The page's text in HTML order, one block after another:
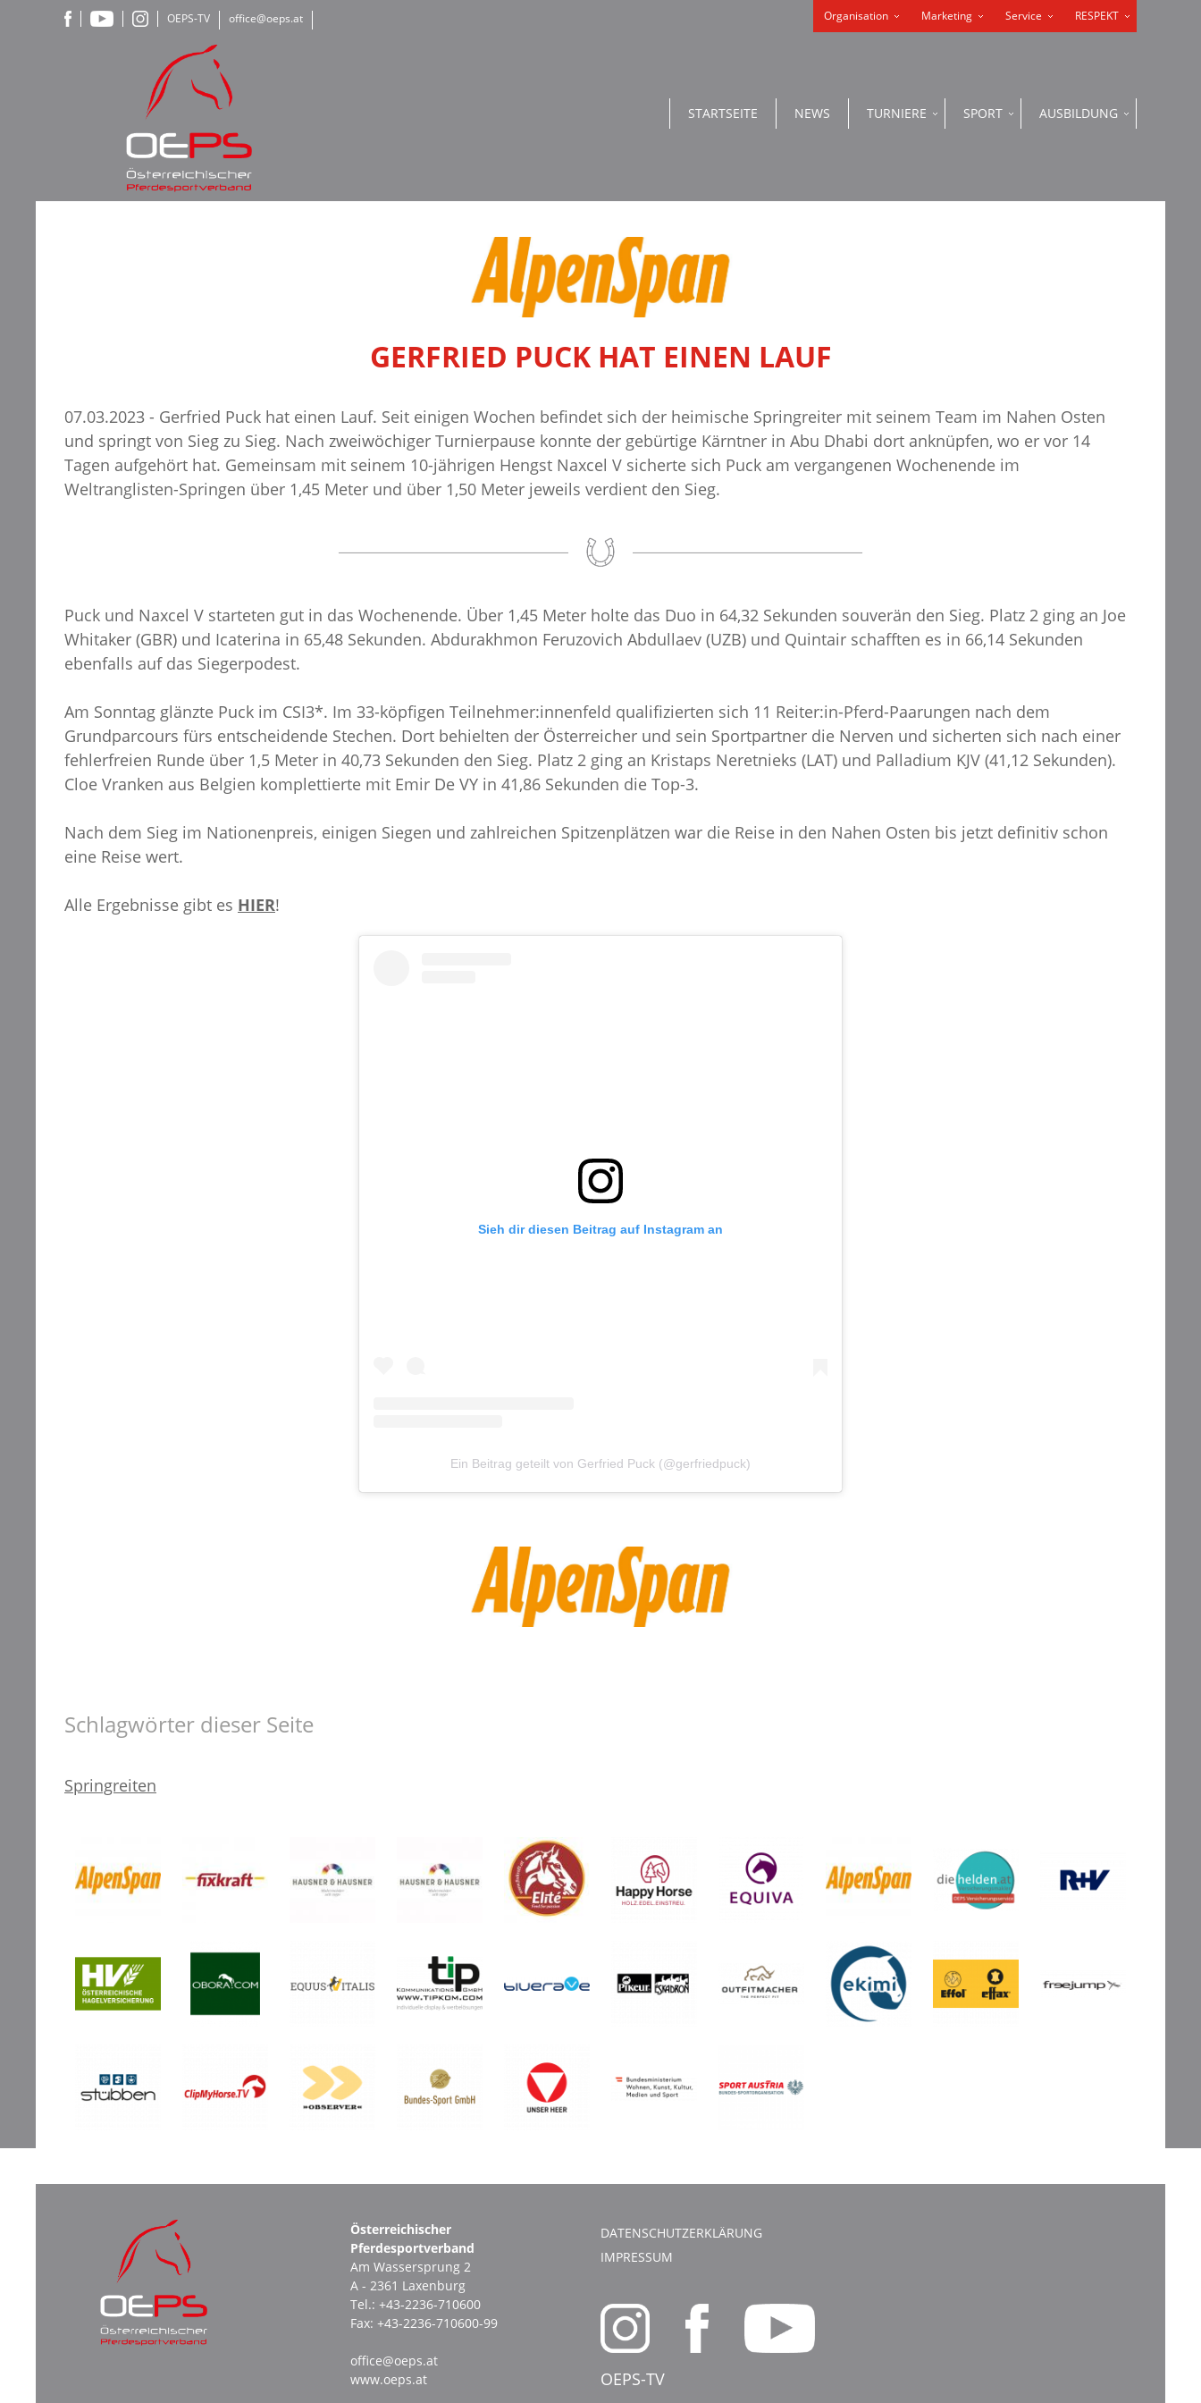
Organisation Marketing Service RESPEKT
STARTSEITE NEWS TURNIERE SPORT AUSBILDUNG
OEPS-TV office@oeps.at
GERFRIED PUCK HAT EINEN LAUF
07.03.2023 - Gerfried Puck hat einen Lauf. Seit einigen Wochen befindet sich der heimische Springreiter mit seinem Team im Nahen Osten
und springt von Sieg zu Sieg. Nach zweiwöchiger Turnierpause konnte der gebürtige Kärntner in Abu Dhabi dort anknüpfen, wo er vor 14
Tagen aufgehört hat. Gemeinsam mit seinem 10-jährigen Hengst Naxcel V sicherte sich Puck am vergangenen Wochenende im
Weltranglisten-Springen über 1,45 Meter und über 1,50 Meter jeweils verdient den Sieg.
Puck und Naxcel V starteten gut in das Wochenende. Über 1,45 Meter holte das Duo in 64,32 Sekunden souverän den Sieg. Platz 2 ging an Joe
Whitaker (GBR) und Icaterina in 65,48 Sekunden. Abdurakhmon Feruzovich Abdullaev (UZB) und Quintair schafften es in 66,14 Sekunden
ebenfalls auf das Siegerpodest.
Am Sonntag glänzte Puck im CSI3*. Im 33-köpfigen Teilnehmer:innenfeld qualifizierten sich 11 Reiter:in-Pferd-Paarungen nach dem
Grundparcours fürs entscheidende Stechen. Dort behielten der Österreicher und sein Sportpartner die Nerven und sicherten sich nach einer
fehlerfreien Runde über 1,5 Meter in 40,73 Sekunden den Sieg. Platz 2 ging an Kristaps Neretnieks (LAT) und Palladium KJV (41,12 Sekunden).
Cloe Vranken aus Belgien komplettierte mit Emir De VY in 41,86 Sekunden die Top-3.
Nach dem Sieg im Nationenpreis, einigen Siegen und zahlreichen Spitzenplätzen war die Reise in den Nahen Osten bis jetzt definitiv schon
eine Reise wert.
Alle Ergebnisse gibt es HIER!
Sieh dir diesen Beitrag auf Instagram an
Ein Beitrag geteilt von Gerfried Puck (@gerfriedpuck)
Schlagwörter dieser Seite
Springreiten
Österreichischer
Pferdesportverband
Am Wassersprung 2
A - 2361 Laxenburg
Tel.: +43-2236-710600
Fax: +43-2236-710600-99
office@oeps.at
www.oeps.at
DATENSCHUTZERKLÄRUNG
IMPRESSUM
OEPS-TV